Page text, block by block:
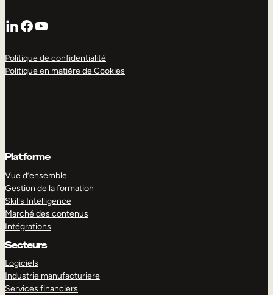
LinkedIn
Facebook
YouTube
Politique de confidentialité
Politique en matière de Cookies
Platforme
Vue d’ensemble
Gestion de la formation
Skills Intelligence
Marché des contenus
Intégrations
Secteurs
Logiciels
Industrie manufacturiere
Services financiers